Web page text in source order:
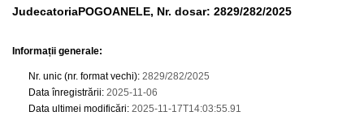
JudecatoriaPOGOANELE, Nr. dosar: 2829/282/2025
Informații generale:
Nr. unic (nr. format vechi): 2829/282/2025
Data înregistrării: 2025-11-06
Data ultimei modificări: 2025-11-17T14:03:55.91